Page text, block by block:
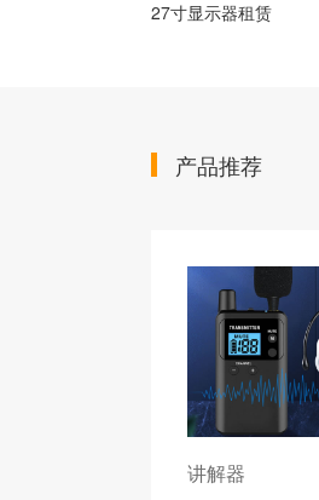
27寸显示器租赁
产品推荐
讲解器